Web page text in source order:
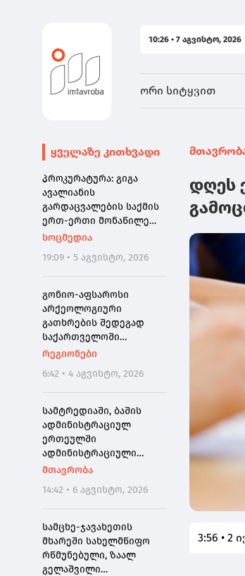
10:26 • 7 აგვისტო, 2026
ორი სიტყვით
ყველაზე კითხვადი
პროკურატურა: გიგა
ავალიანის
გარდაცვალების საქმის
ერთ-ერთი მონაწილე
ნია იმნაძე დაკავებულია
სოცმედია
19:09 • 5 აგვისტო, 2026
გონიო-აფსაროსი
არქეოლოგიური
გათხრების შედეგად
საქართველოში
პირველად ნეოკესარიის
მონეტა აღმოაჩინეს
რეგიონები
6:42 • 4 აგვისტო, 2026
სამტრედიაში, ბაშის
ადმინისტრაციულ
ერთეულში
ადმინისტრაციული
შენობის რეაბილიტაცია
კულტურის ცენტრი კი
სრულად განახლდა
მთავრობა
14:42 • 6 აგვისტო, 2026
სამცხე-ჯავახეთის
მხარეში სახელმწიფო
რწმუნებული, ზაალ
გელაშვილი
დღეს
3:56 • 2